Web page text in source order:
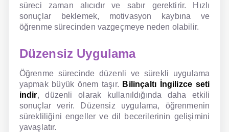
süreci zaman alıcıdır ve sabır gerektirir. Hızlı
sonuçlar beklemek, motivasyon kaybına ve
öğrenme sürecinden vazgeçmeye neden olabilir.
Düzensiz Uygulama
Öğrenme sürecinde düzenli ve sürekli uygulama
yapmak büyük önem taşır. Bilinçaltı İngilizce seti
indir, düzenli olarak kullanıldığında daha etkili
sonuçlar verir. Düzensiz uygulama, öğrenmenin
sürekliliğini engeller ve dil becerilerinin gelişimini
yavaşlatır.